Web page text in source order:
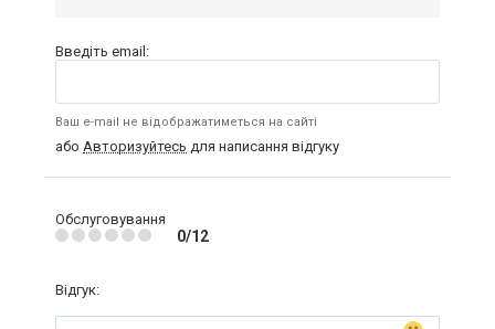
Введіть email:
Ваш e-mail не відображатиметься на сайті
або Авторизуйтесь для написання відгуку
Обслуговування
0/12
Відгук: